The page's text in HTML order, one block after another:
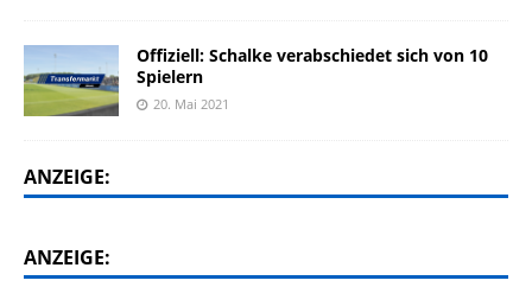
Offiziell: Schalke verabschiedet sich von 10
Spielern
20. Mai 2021
ANZEIGE:
ANZEIGE: